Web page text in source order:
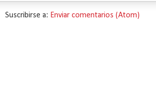
Suscribirse a: Enviar comentarios (Atom)